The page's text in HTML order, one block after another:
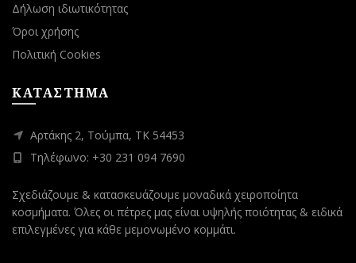
Δήλωση ιδιωτικότητας
Όροι χρήσης
Πολιτική Cookies
ΚΑΤΑΣΤΗΜΑ
Αρτάκης 2, Τούμπα, ΤΚ 54453
Τηλέφωνο: +30 231 094 7690
Σχεδιάζουμε & κατασκευάζουμε μοναδικά χειροποίητα
κοσμήματα. Όλες οι πέτρες μας είναι υψηλής ποιότητας & ειδικά
επιλεγμένες για κάθε μεμονωμένο κομμάτι.